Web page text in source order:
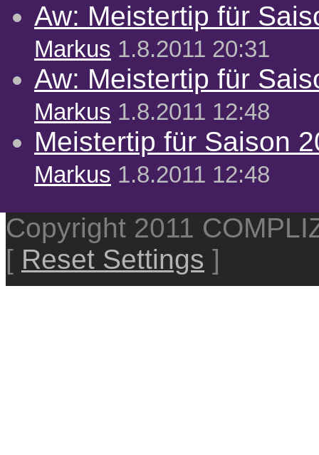
Aw: Meistertip für
Markus 1.8.2011 20:31
Aw: Meistertip für
Markus 1.8.2011 12:48
Meistertip für Saison
Markus 1.8.2011 12:48
Copyright 2011
[ Reset Settings ]